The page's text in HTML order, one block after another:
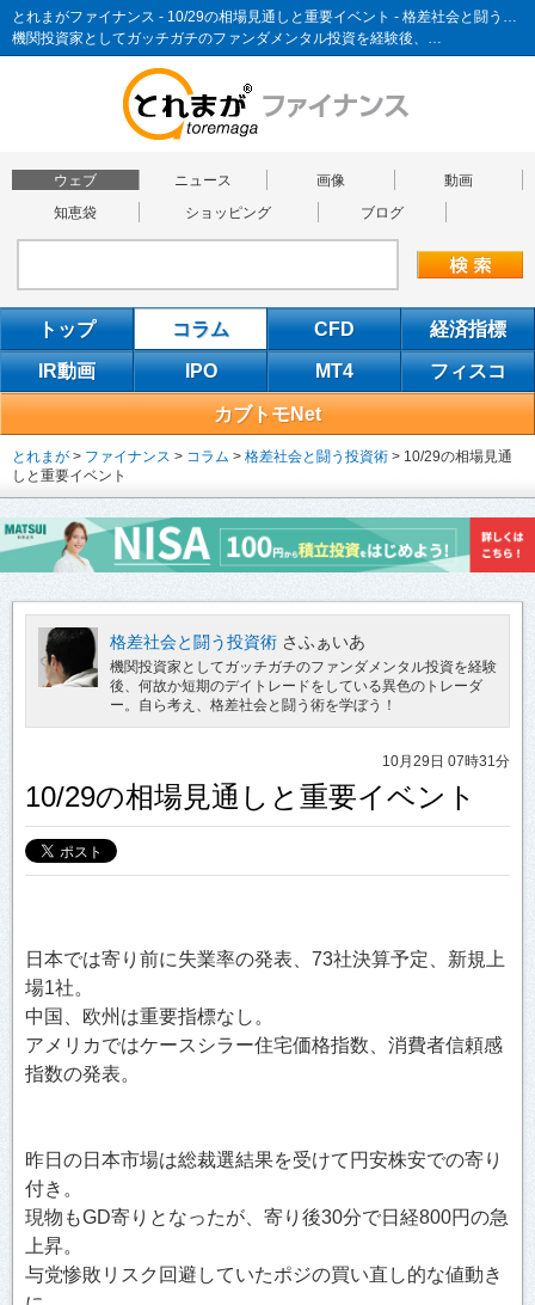
とれまがファイナンス - 10/29の相場見通しと重要イベント - 格差社会と闘う投資術
機関投資家としてガッチガチのファンダメンタル投資を経験後、…
ウェブ ニュース 画像
動画
知恵袋
ショッピング ブログ
トップ コラム CFD 経済指標
IR動画 IPO MT4 フィスコ
カブトモNet
とれまが > ファイナンス > コラム > 格差社会と闘う投資術 > 10/29の相場見通
しと重要イベント
格差社会と闘う投資術 さふぁいあ
機関投資家としてガッチガチのファンダメンタル投資を経験
後、何故か短期のデイトレードをしている異色のトレーダ
ー。自ら考え、格差社会と闘う術を学ぼう！
10月29日 07時31分
10/29の相場見通しと重要イベント
日本では寄り前に失業率の発表、73社決算予定、新規上
場1社。
中国、欧州は重要指標なし。
アメリカではケースシラー住宅価格指数、消費者信頼感
指数の発表。
昨日の日本市場は総裁選結果を受けて円安株安での寄り
付き。
現物もGD寄りとなったが、寄り後30分で日経800円の急
上昇。
与党惨敗リスク回避していたポジの買い直し的な値動き